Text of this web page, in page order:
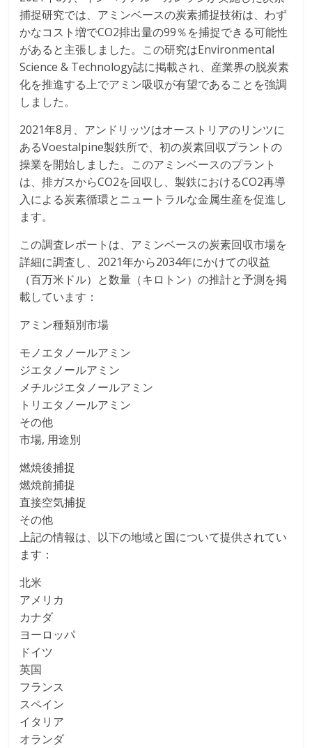
捕捉研究では、アミンベースの炭素捕捉技術は、わず
かなコスト増でCO2排出量の99％を捕捉できる可能性
があると主張しました。この研究はEnvironmental
Science & Technology誌に掲載され、産業界の脱炭素
化を推進する上でアミン吸収が有望であることを強調
しました。
2021年8月、アンドリッツはオーストリアのリンツに
あるVoestalpine製鉄所で、初の炭素回収プラントの
操業を開始しました。このアミンベースのプラント
は、排ガスからCO2を回収し、製鉄におけるCO2再導
入による炭素循環とニュートラルな金属生産を促進し
ます。
この調査レポートは、アミンベースの炭素回収市場を
詳細に調査し、2021年から2034年にかけての収益
（百万米ドル）と数量（キロトン）の推計と予測を掲
載しています：
アミン種類別市場
モノエタノールアミン
ジエタノールアミン
メチルジエタノールアミン
トリエタノールアミン
その他
市場, 用途別
燃焼後捕捉
燃焼前捕捉
直接空気捕捉
その他
上記の情報は、以下の地域と国について提供されてい
ます：
北米
アメリカ
カナダ
ヨーロッパ
ドイツ
英国
フランス
スペイン
イタリア
オランダ